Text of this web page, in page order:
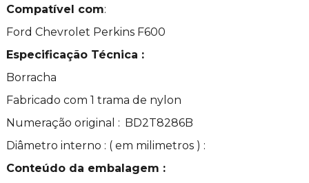
Compatível com:
Ford Chevrolet Perkins F600
Especificação Técnica :
Borracha
Fabricado com 1 trama de nylon
Numeração original : BD2T8286B
Diâmetro interno : ( em milimetros ) :
Conteúdo da embalagem :